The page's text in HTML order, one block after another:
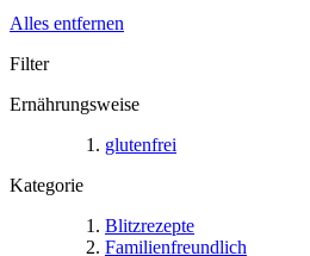
Alles entfernen
Filter
Ernährungsweise
glutenfrei
Kategorie
Blitzrezepte
Familienfreundlich